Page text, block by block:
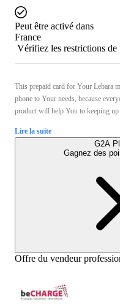
Peut être activé dans
France
Vérifiez les restrictions de
This prepaid card for Your Lebara
phone to Your needs, because
product will help You to keeping
Lire la suite
G2A
Gagnez des
Offre du vendeur